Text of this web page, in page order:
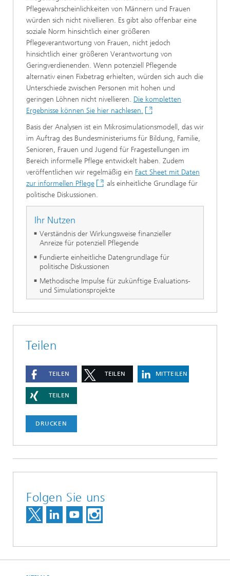
Pflegewahrscheinlichkeiten von Männern und Frauen
würden sich nicht nivellieren. Es gibt also offenbar eine
soziale Norm hinsichtlich einer größeren
Pflegeverantwortung von Frauen, nicht jedoch
hinsichtlich einer größeren Verantwortung von
Geringverdienenden. Wenn potenziell Pflegende
alternativ einen Fixbetrag erhielten, würden sich auch die
Unterschiede zwischen Personen mit hohen und
geringen Löhnen nicht nivellieren. Die kompletten
Ergebnisse können Sie hier nachlesen.
Basis der Analysen ist ein Mikrosimulationsmodell, das wir
im Auftrag des Bundesministeriums für Bildung, Familie,
Senioren, Frauen und Jugend für Fragestellungen im
Bereich informelle Pflege entwickelt haben. Zudem
veröffentlichen wir regelmäßig ein Fact Sheet mit Daten
zur informellen Pflege
als einheitliche Grundlage für
politische Diskussionen.
Ihr Nutzen
Verständnis der Wirkungsweise finanzieller
Anreize für potenziell Pflegende
Fundierte einheitliche Datengrundlage für
politische Diskussionen
Methodische Impulse für zukünftige Evaluations-
und Simulationsprojekte
Teilen
TEILEN TEILEN MITTEILEN
TEILEN
DRUCKEN
Folgen Sie uns